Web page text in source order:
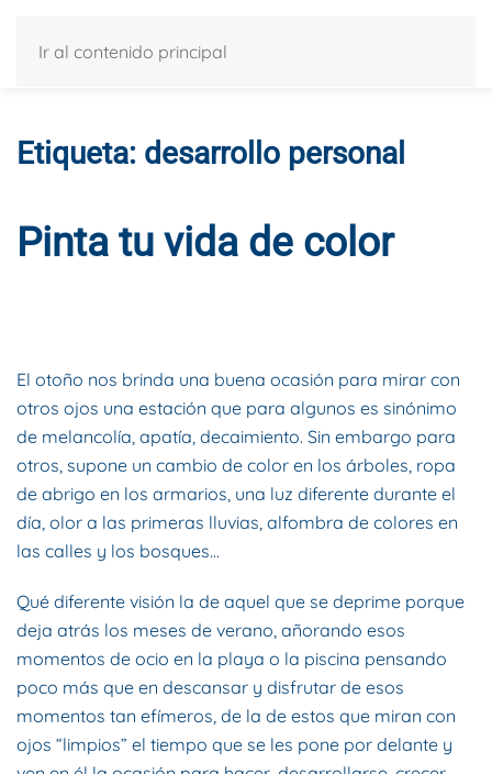
Ir al contenido principal
Etiqueta: desarrollo personal
Pinta tu vida de color
El otoño nos brinda una buena ocasión para mirar con
otros ojos una estación que para algunos es sinónimo
de melancolía, apatía, decaimiento. Sin embargo para
otros, supone un cambio de color en los árboles, ropa
de abrigo en los armarios, una luz diferente durante el
día, olor a las primeras lluvias, alfombra de colores en
las calles y los bosques…
Qué diferente visión la de aquel que se deprime porque
deja atrás los meses de verano, añorando esos
momentos de ocio en la playa o la piscina pensando
poco más que en descansar y disfrutar de esos
momentos tan efímeros, de la de estos que miran con
ojos “limpios” el tiempo que se les pone por delante y